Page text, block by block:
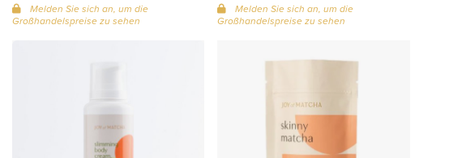
Melden Sie sich an, um die
Großhandelspreise zu sehen
Melden Sie sich an, um die
Großhandelspreise zu sehen